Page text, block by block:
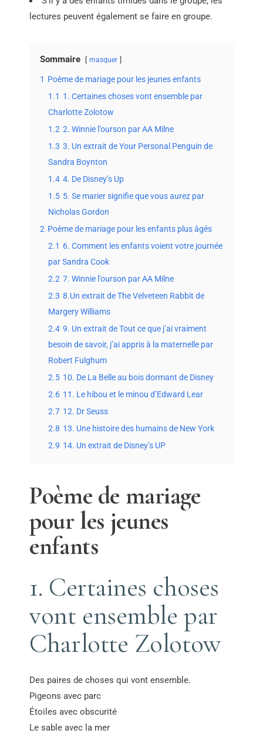
lectures peuvent également se faire en groupe.
Sommaire masquer
1 Poème de mariage pour les jeunes enfants
1.1 1. Certaines choses vont ensemble par
Charlotte Zolotow
1.2 2. Winnie l’ourson par AA Milne
1.3 3. Un extrait de Your Personal Penguin de
Sandra Boynton
1.4 4. De Disney’s Up
1.5 5. Se marier signifie que vous aurez par
Nicholas Gordon
2 Poème de mariage pour les enfants plus âgés
2.1 6. Comment les enfants voient votre journée
par Sandra Cook
2.2 7. Winnie l’ourson par AA Milne
2.3 8.Un extrait de The Velveteen Rabbit de
Margery Williams
2.4 9. Un extrait de Tout ce que j’ai vraiment
besoin de savoir, j’ai appris à la maternelle par
Robert Fulghum
2.5 10. De La Belle au bois dormant de Disney
2.6 11. Le hibou et le minou d’Edward Lear
2.7 12. Dr Seuss
2.8 13. Une histoire des humains de New York
2.9 14. Un extrait de Disney’s UP
Poème de mariage
pour les jeunes
enfants
1. Certaines choses
vont ensemble par
Charlotte Zolotow
Des paires de choses qui vont ensemble.
Pigeons avec parc
Étoiles avec obscurité
Le sable avec la mer